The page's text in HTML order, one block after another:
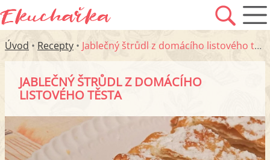
Úvod • Recepty • Jablečný štrůdl z domácího listového těsta
JABLEČNÝ ŠTRŮDL Z DOMÁCÍHO
LISTOVÉHO TĚSTA